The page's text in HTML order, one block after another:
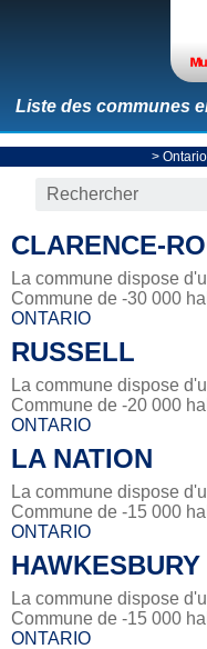
Liste des communes
> Ontario
CLARENCE-
La commune dispose
Commune de -30 000
ONTARIO
RUSSELL
La commune dispose
Commune de -20 000
ONTARIO
LA NATION
La commune dispose
Commune de -15 000
ONTARIO
HAWKESBURY
La commune dispose
Commune de -15 000
ONTARIO